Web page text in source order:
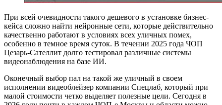
При всей очевидности такого дешевого в установке бизнес-
кейса сложно найти нейронные сети, которые действительно
качественно работают в условиях всех уличных помех,
особенно в темное время суток. В течении 2025 года ЧОП
Цезарь-Сателлит долго тестировал различные системы
видеонаблюдения на базе ИИ.
Оконечный выбор пал на такой же уличный в своем
исполнении видеоблейзер компании Спецлаб, который при
малой стоимости четко выделяет полезные цели. Сегодня в